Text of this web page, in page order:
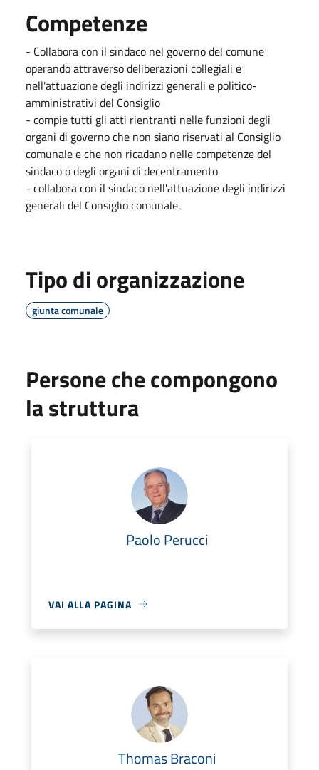
Competenze
- Collabora con il sindaco nel governo del comune
operando attraverso deliberazioni collegiali e
nell'attuazione degli indirizzi generali e politico-
amministrativi del Consiglio
- compie tutti gli atti rientranti nelle funzioni degli
organi di governo che non siano riservati al Consiglio
comunale e che non ricadano nelle competenze del
sindaco o degli organi di decentramento
- collabora con il sindaco nell'attuazione degli indirizzi
generali del Consiglio comunale.
Tipo di organizzazione
giunta comunale
Persone che compongono
la struttura
Paolo Perucci
VAI ALLA PAGINA
Thomas Braconi